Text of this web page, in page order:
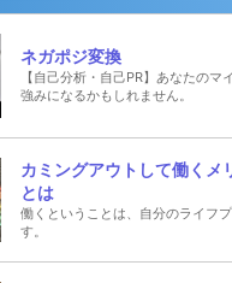
ネガポジ変換
【自己分析・自己PR】あなたのマ
強みになるかもしれません。
カミングアウトして働くメ
とは
働くということは、自分のライフ
す。